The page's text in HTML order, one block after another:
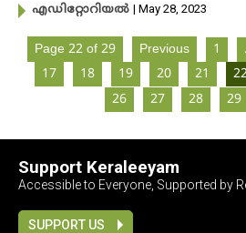
എഡിറ്റോറിയൽ | May 28, 2023
Page 22 of 29 Previous 1
17
18 19 20 21
26
27 28 29
Support Keraleeyam
Accessible to Everyone, Supported by
SUPPORT US